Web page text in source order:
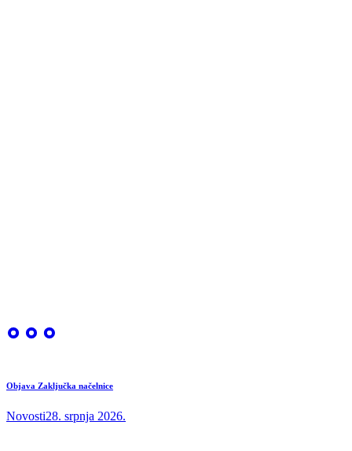
Objava Zaključka načelnice
Novosti28. srpnja 2026.